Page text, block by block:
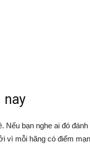
nay
bạn nghe ai đó đánh
vì mỗi hãng có điểm